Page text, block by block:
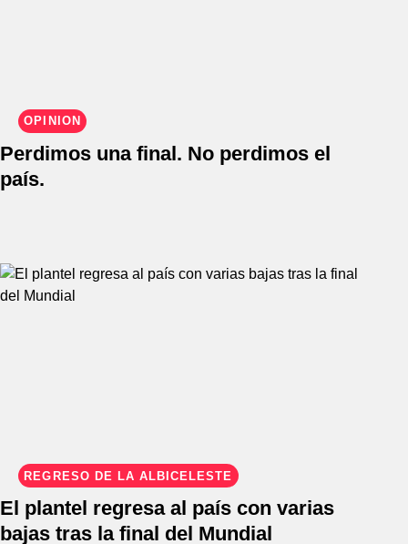
OPINIÓN
Perdimos una final. No perdimos el
país.
REGRESO DE LA ALBICELESTE
El plantel regresa al país con varias
bajas tras la final del Mundial